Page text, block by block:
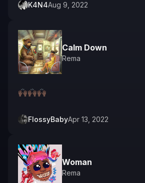
K4N4Aug 9, 2022
Calm Down
Rema
🙌🏿🙌🏿🙌🏿
FlossyBabyApr 13, 2022
Woman
Rema